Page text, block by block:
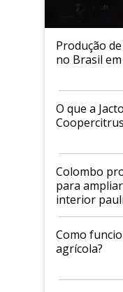
Produção
no Brasil
O que a
Colombo
para
interior
Como
agrícola?